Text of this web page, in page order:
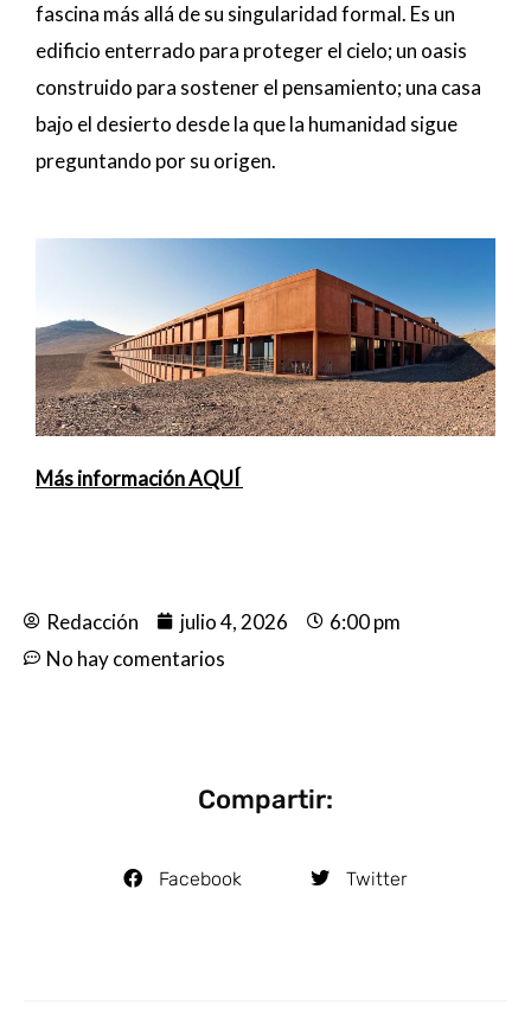
fascina más allá de su singularidad formal. Es un
edificio enterrado para proteger el cielo; un oasis
construido para sostener el pensamiento; una casa
bajo el desierto desde la que la humanidad sigue
preguntando por su origen.
Más información AQUÍ
Redacción julio 4, 2026
6:00 pm
No hay comentarios
Compartir:
Facebook Twitter